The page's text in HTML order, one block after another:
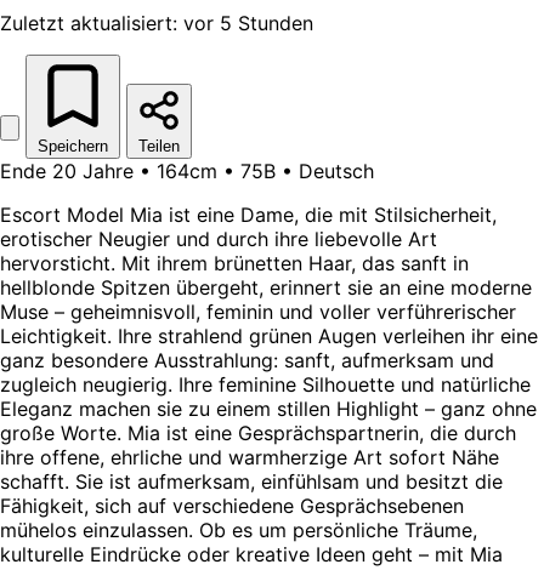
Zuletzt aktualisiert: vor 5 Stunden
Speichern Teilen
Ende 20 Jahre • 164cm • 75B • Deutsch
Escort Model Mia ist eine Dame, die mit Stilsicherheit,
erotischer Neugier und durch ihre liebevolle Art
hervorsticht. Mit ihrem brünetten Haar, das sanft in
hellblonde Spitzen übergeht, erinnert sie an eine moderne
Muse – geheimnisvoll, feminin und voller verführerischer
Leichtigkeit. Ihre strahlend grünen Augen verleihen ihr eine
ganz besondere Ausstrahlung: sanft, aufmerksam und
zugleich neugierig. Ihre feminine Silhouette und natürliche
Eleganz machen sie zu einem stillen Highlight – ganz ohne
große Worte. Mia ist eine Gesprächspartnerin, die durch
ihre offene, ehrliche und warmherzige Art sofort Nähe
schafft. Sie ist aufmerksam, einfühlsam und besitzt die
Fähigkeit, sich auf verschiedene Gesprächsebenen
mühelos einzulassen. Ob es um persönliche Träume,
kulturelle Eindrücke oder kreative Ideen geht – mit Mia